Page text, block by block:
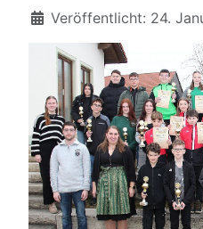
Veröffentlicht: 24.